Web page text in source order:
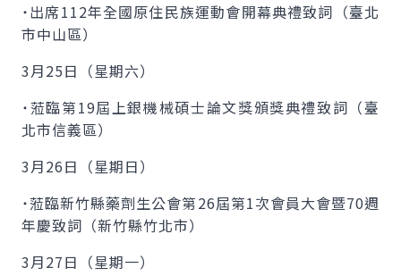
˙出席112年全國原住民族運動會開幕典禮致詞（臺北
市中山區）
3月25日（星期六）
˙蒞臨第19屆上銀機械碩士論文獎頒獎典禮致詞（臺
北市信義區）
3月26日（星期日）
˙蒞臨新竹縣藥劑生公會第26屆第1次會員大會暨70週
年慶致詞（新竹縣竹北市）
3月27日（星期一）